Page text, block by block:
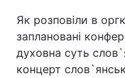
Спорт
Техно і зв'язок
Як розповіли в
заплановані
духовна суть
концерт